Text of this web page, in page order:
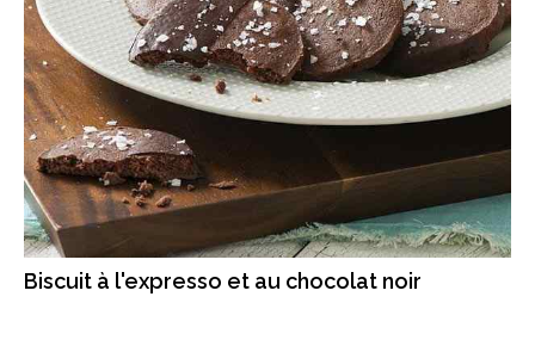
Biscuit à l'expresso et au chocolat noir